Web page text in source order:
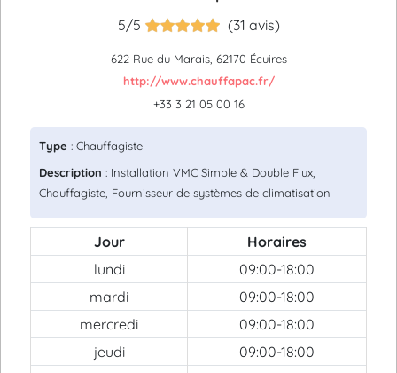
5/5 (31 avis)
622 Rue du Marais, 62170 Écuires
http://www.chauffapac.fr/
+33 3 21 05 00 16
Type : Chauffagiste
Description : Installation VMC Simple & Double Flux,
Chauffagiste, Fournisseur de systèmes de climatisation
Jour
Horaires
lundi
09:00-18:00
mardi
09:00-18:00
mercredi
09:00-18:00
jeudi
09:00-18:00